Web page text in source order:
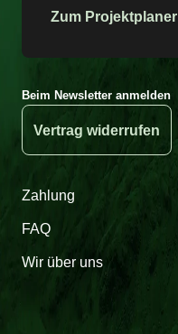
Zum Projektplaner
Beim Newsletter anmelden
Vertrag widerrufen
Zahlung
FAQ
Wir über uns